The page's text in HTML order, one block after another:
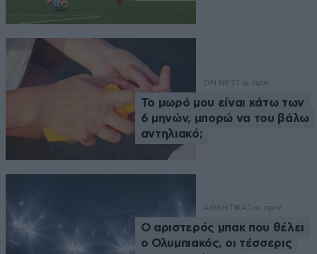
ON NET 1 ω. πριν
Το μωρό μου είναι κάτω των
6 μηνών, μπορώ να του βάλω
αντηλιακό;
ΑΘΛΗΤΙΚΑ 1 ω. πριν
Ο αριστερός μπακ που θέλει
ο Ολυμπιακός, οι τέσσερις